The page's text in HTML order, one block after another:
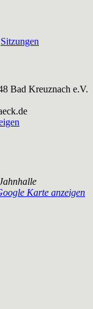
Sitzungen
Bad Kreuznach e.V.
Karte anzeigen